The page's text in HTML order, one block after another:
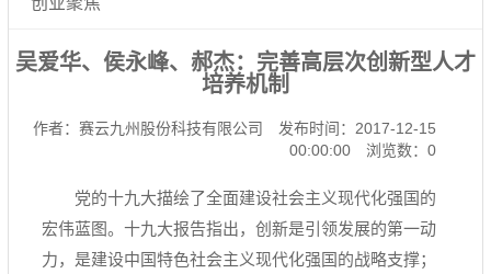
吴爱华、侯永峰、郝杰：完善高层次创新型人才
培养机制
作者：赛云九州股份科技有限公司
发布时间：2017-12-15
00:00:00
浏览数：0
党的十九大描绘了全面建设社会主义现代化强国的
宏伟蓝图。十九大报告指出，创新是引领发展的第一动
力，是建设中国特色社会主义现代化强国的战略支撑；